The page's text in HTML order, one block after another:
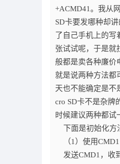
+ACMD41。我从
SD卡要发哪种却
了自己手机上的
张试试呢，于是就
般都是卖各种廉价
就是说两种方法都
天也不能确定是不
cro SD卡不是杂牌
时候建议两种都试
下面是初始化方
（1）使用CMD1
发送CMD1，收